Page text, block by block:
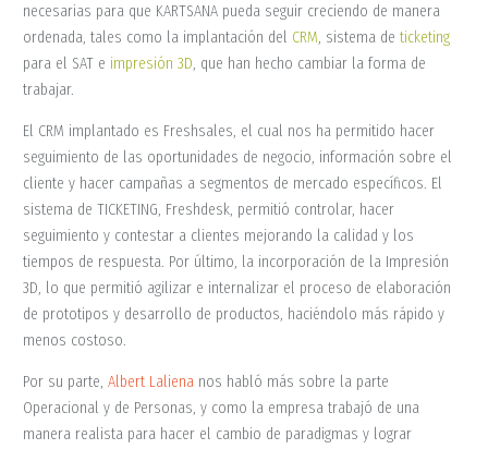
necesarias para que KARTSANA pueda seguir creciendo de manera
ordenada, tales como la implantación del CRM, sistema de ticketing
para el SAT e impresión 3D, que han hecho cambiar la forma de
trabajar.
El CRM implantado es Freshsales, el cual nos ha permitido hacer
seguimiento de las oportunidades de negocio, información sobre el
cliente y hacer campañas a segmentos de mercado específicos. El
sistema de TICKETING, Freshdesk, permitió controlar, hacer
seguimiento y contestar a clientes mejorando la calidad y los
tiempos de respuesta. Por último, la incorporación de la Impresión
3D, lo que permitió agilizar e internalizar el proceso de elaboración
de prototipos y desarrollo de productos, haciéndolo más rápido y
menos costoso.
Por su parte, Albert Laliena nos habló más sobre la parte
Operacional y de Personas, y como la empresa trabajó de una
manera realista para hacer el cambio de paradigmas y lograr